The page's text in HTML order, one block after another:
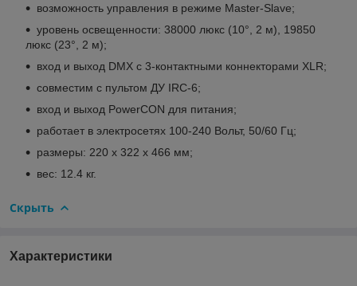
возможность управления в режиме Master-Slave;
уровень освещенности: 38000 люкс (10°, 2 м), 19850
люкс (23°, 2 м);
вход и выход DMX с 3-контактными коннекторами XLR;
совместим с пультом ДУ IRC-6;
вход и выход PowerCON для питания;
работает в электросетях 100-240 Вольт, 50/60 Гц;
размеры: 220 x 322 x 466 мм;
вес: 12.4 кг.
Скрыть
Характеристики